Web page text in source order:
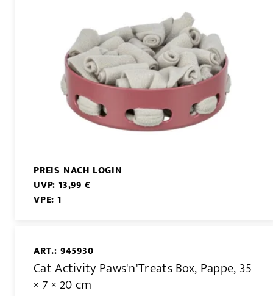
PREIS NACH LOGIN
UVP: 13,99 €
VPE: 1
ART.: 945930
Cat Activity Paws'n'Treats Box, Pappe, 35
× 7 × 20 cm